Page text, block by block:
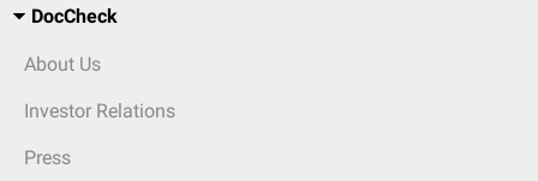
DocCheck
About Us
Investor Relations
Press